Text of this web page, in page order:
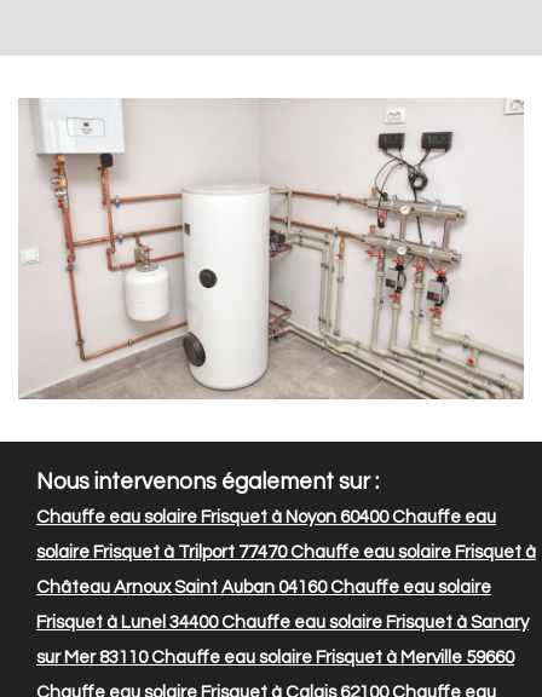
Nous intervenons également sur :
Chauffe eau solaire Frisquet à Noyon 60400Chauffe eau
solaire Frisquet à Trilport 77470Chauffe eau solaire Frisquet à
Château Arnoux Saint Auban 04160Chauffe eau solaire
Frisquet à Lunel 34400Chauffe eau solaire Frisquet à Sanary
sur Mer 83110Chauffe eau solaire Frisquet à Merville 59660
Chauffe eau solaire Frisquet à Calais 62100Chauffe eau